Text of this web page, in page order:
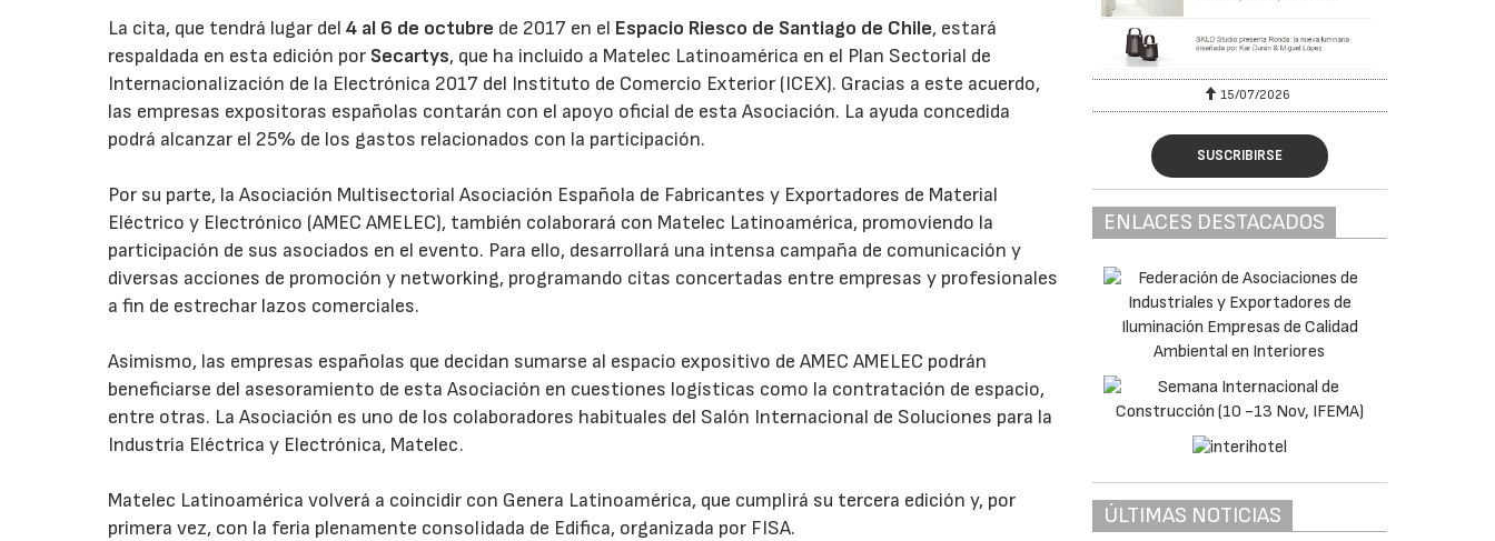
La cita, que tendrá lugar del4 al 6 de octubre de 2017 en el Espacio Riesco de Santiago de Chile, estará
respaldada en esta edición por Secartys, que ha incluido a Matelec Latinoamérica en el Plan Sectorial de
Internacionalización de la Electrónica 2017 del Instituto de Comercio Exterior (ICEX). Gracias a este acuerdo,
las empresas expositoras españolas contarán con el apoyo oficial de esta Asociación. La ayuda concedida
podrá alcanzar el 25% de los gastos relacionados con la participación.
Por su parte, la Asociación Multisectorial Asociación Española de Fabricantes y Exportadores de Material
Eléctrico y Electrónico (AMEC AMELEC), también colaborará con Matelec Latinoamérica, promoviendo la
participación de sus asociados en el evento. Para ello, desarrollará una intensa campaña de comunicación y
diversas acciones de promoción y networking, programando citas concertadas entre empresas y profesionales
a fin de estrechar lazos comerciales.
Asimismo, las empresas españolas que decidan sumarse al espacio expositivo de AMEC AMELEC podrán
beneficiarse del asesoramiento de esta Asociación en cuestiones logísticas como la contratación de espacio,
entre otras. La Asociación es uno de los colaboradores habituales del Salón Internacional de Soluciones para la
Industria Eléctrica y Electrónica, Matelec.
Matelec Latinoamérica volverá a coincidir con Genera Latinoamérica, que cumplirá su tercera edición y, por
primera vez, con la feria plenamente consolidada de Edifica, organizada por FISA.
15/07/2026 29/07/2026 15/07/2026
SUSCRIBIRSE
ENLACES DESTACADOS
ÚLTIMAS NOTICIAS